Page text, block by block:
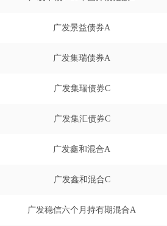
广发景益债券A
广发集瑞债券A
广发集瑞债券C
广发集汇债券C
广发鑫和混合A
广发鑫和混合C
广发稳信六个月持有期混合A